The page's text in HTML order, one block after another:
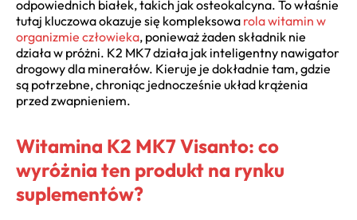
odpowiednich białek, takich jak osteokalcyna. To właśnie
tutaj kluczowa okazuje się kompleksowa rola witamin w
organizmie człowieka, ponieważ żaden składnik nie
działa w próżni. K2 MK7 działa jak inteligentny nawigator
drogowy dla minerałów. Kieruje je dokładnie tam, gdzie
są potrzebne, chroniąc jednocześnie układ krążenia
przed zwapnieniem.
Witamina K2 MK7 Visanto: co
wyróżnia ten produkt na rynku
suplementów?